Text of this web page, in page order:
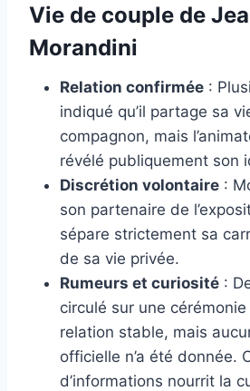
Vie de couple de
Morandini
Relation confirmée :
indiqué qu’il partage sa
compagnon, mais
révélé publiquement son
Discrétion volontaire :
son partenaire de
sépare strictement sa
de sa vie privée.
Rumeurs et curiosité :
circulé sur une
relation stable, mais
officielle n’a été donnée.
d’informations nourrit la